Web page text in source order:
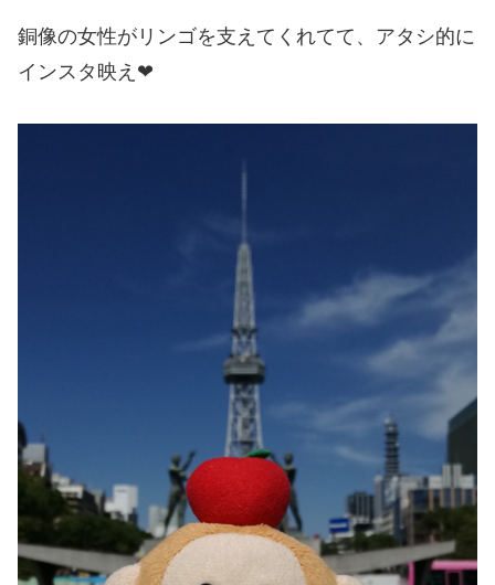
銅像の女性がリンゴを支えてくれてて、アタシ的に
インスタ映え❤